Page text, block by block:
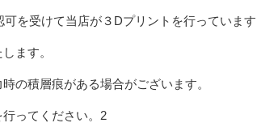
を受けて当店が３Dプリントを行っています
ます。
時の積層痕がある場合がございます。
ってください。2